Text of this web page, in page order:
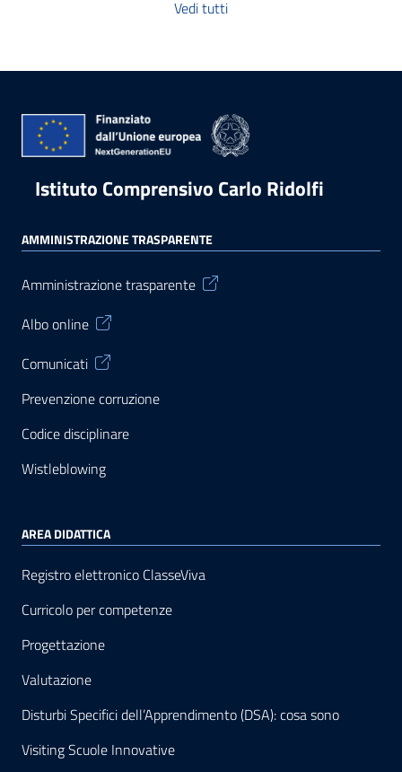
Vedi tutti
Istituto Comprensivo Carlo Ridolfi
AMMINISTRAZIONE TRASPARENTE
Amministrazione trasparente
Albo online
Comunicati
Prevenzione corruzione
Codice disciplinare
Wistleblowing
AREA DIDATTICA
Registro elettronico ClasseViva
Curricolo per competenze
Progettazione
Valutazione
Disturbi Specifici dell’Apprendimento (DSA): cosa sono
Visiting Scuole Innovative